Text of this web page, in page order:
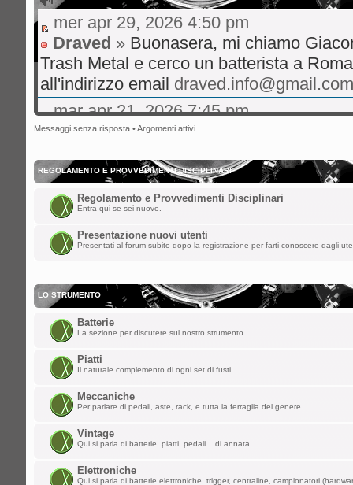
mer apr 29, 2026 4:50 pm
Draved » Buonasera, mi chiamo
Trash Metal e cerco un batterista a
all'indirizzo email draved.info@gmail.com
mar apr 21, 2026 7:45 pm
gibo66»Ciao a tutti volevo un
bene
mer ott 29, 2025 8:36 am
nikman
sab ago 23, 2025 5:00 am
ChupaChups ha scritto:
Fa piacere che questa roccia di
i forum per dare la parola a
ChupaChups ha scritto:
Fa piacere che questa roccia di
i forum per dare la parola a
lun mar 24, 2025 1:38 am
lollo»ULLALLAAAAA! Saluti da
ven mar 21, 2025 6:46 pm
Messaggi senza risposta •Argomenti attivi
REGOLAMENTO E PROVVEDIMENTI DISCIPLINARI
Regolamento e Provvedimenti Disciplinari
Entra qui se sei nuovo.
Presentazione nuovi utenti
Presentati al forum subito dopo la registrazione per farti conoscere dagli
LO STRUMENTO
Batterie
La sezione per discutere sul nostro strumento.
Piatti
Il naturale complemento di ogni set di fusti
Meccaniche
Per parlare di pedali, aste, rack, e tutta la ferraglia del genere.
Vintage
Qui si parla di batterie, piatti, pedali... di annata.
Elettroniche
Qui si parla di batterie elettroniche, trigger, centraline, campionatori